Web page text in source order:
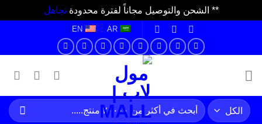
** الشحن والتوصيل مجاناً لفترة محدودةتجاهل
AR
EN
البحث
عن: